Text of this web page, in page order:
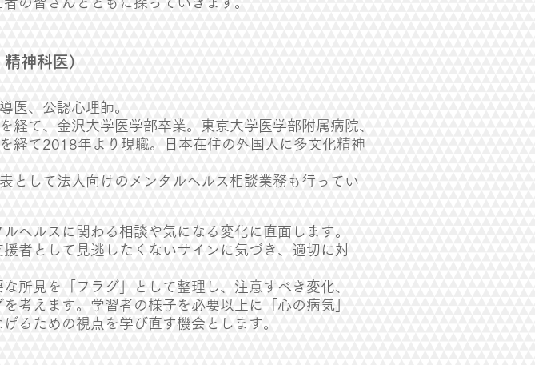
神科医）
医、公認心理師。
経て、金沢大学医学部卒業。東京大学医学部附属病院、
経て2018年より現職。日本在住の外国人に多文化精神
として法人向けのメンタルヘルス相談業務も行ってい
ヘルスに関わる相談や気になる変化に直面します。
者として見逃したくないサインに気づき、適切に対
所見を「フラグ」として整理し、注意すべき変化、
考えます。学習者の様子を必要以上に「心の病気」
るための視点を学び直す機会とします。